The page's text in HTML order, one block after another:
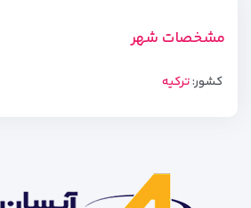
مشخصات شهر
کشور:ترکیه